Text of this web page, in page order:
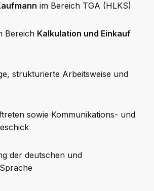
im Bereich TGA (HLKS)
Bereich Kalkulation und Einkauf
strukturierte Arbeitsweise und
sowie Kommunikations- und
der deutschen und